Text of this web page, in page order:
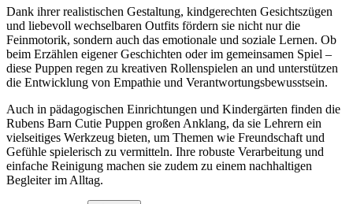
Dank ihrer realistischen Gestaltung, kindgerechten Gesichtszügen
und liebevoll wechselbaren Outfits fördern sie nicht nur die
Feinmotorik, sondern auch das emotionale und soziale Lernen. Ob
beim Erzählen eigener Geschichten oder im gemeinsamen Spiel –
diese Puppen regen zu kreativen Rollenspielen an und unterstützen
die Entwicklung von Empathie und Verantwortungsbewusstsein.
Auch in pädagogischen Einrichtungen und Kindergärten finden die
Rubens Barn Cutie Puppen großen Anklang, da sie Lehrern ein
vielseitiges Werkzeug bieten, um Themen wie Freundschaft und
Gefühle spielerisch zu vermitteln. Ihre robuste Verarbeitung und
einfache Reinigung machen sie zudem zu einem nachhaltigen
Begleiter im Alltag.